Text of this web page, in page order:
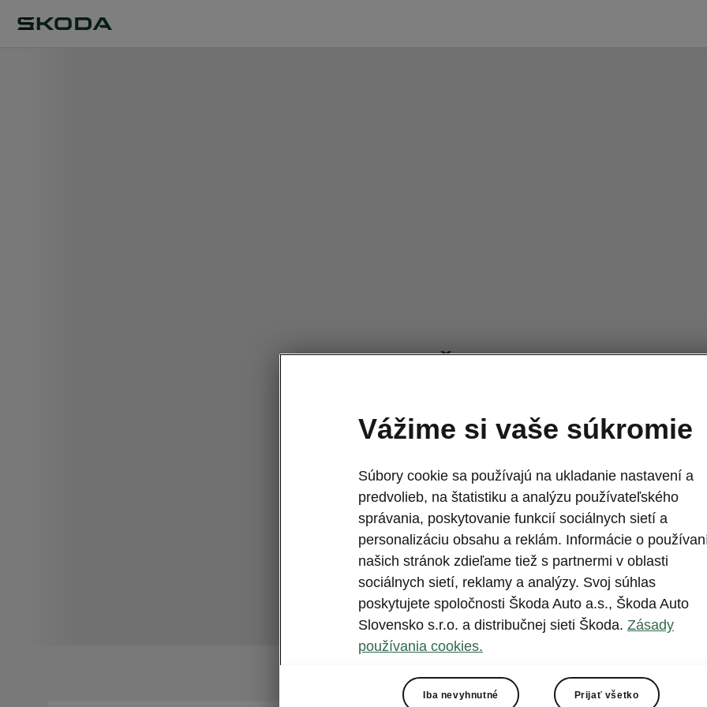
Nová Škoda Superb
2024-03-22T09:53:38.316+00:00
Autorizovaní partneri značky Škoda na Slovensku od
objednávky na novú generáciu modelu Superb vo
mladoboleslavskej automobilky v segmente vozidiel
tak už dostupná v oboch karosárskych verziách so
nechýbajú najvyspelejšie asistenčné systémy a
Superb, ktorý naďalej stavia na bezkonkurenčnej
novom už od 37 340 eur s DPH.
Vážime si vaše súkromie
Súbory cookie sa používajú na ukladanie nastavení a
predvolieb, na štatistiku a analýzu používateľského
správania, poskytovanie funkcií sociálnych sietí a
personalizáciu obsahu a reklám. Informácie o
našich stránok zdieľame tiež s partnermi v oblasti
sociálnych sietí, reklamy a analýzy. Svoj súhlas
poskytujete spoločnosti Škoda Auto a.s., Škoda Auto
Slovensko s.r.o. a distribučnej sieti Škoda. Zásady
používania cookies.
Iba nevyhnutné Prijať všetko